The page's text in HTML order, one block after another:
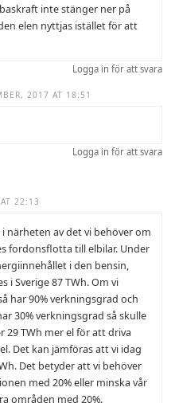
inte stänger ner på
elen nyttjas istället för att
Logga in för att svara
2017 AT 18:51
Logga in för att svara
22:13
i närheten av det vi behöver om
fordonsflotta till elbilar. Under
i den bensin,
i Sverige 87 TWh. Om vi
har 90% verkningsgrad och
30% verkningsgrad så skulle
29 TWh mer el för att driva
Det kan jämföras att vi idag
Det betyder att vi behöver
med 20% eller minska vår
områden med 20%.